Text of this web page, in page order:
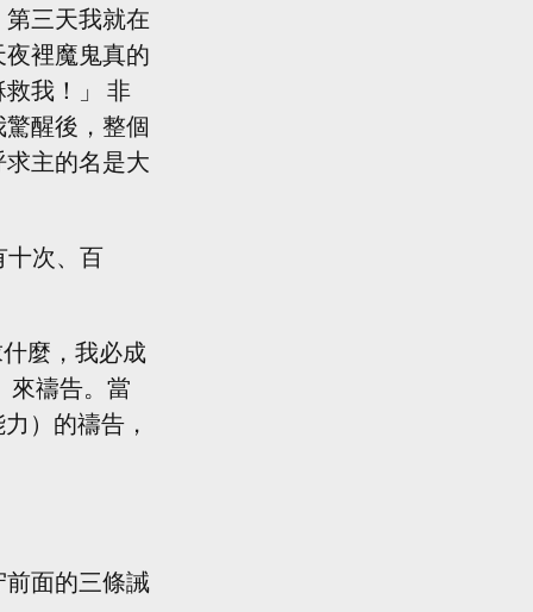
三天我就在
裡魔鬼真的
我！」 非
醒後，整個
主的名是大
十次、百
麼，我必成
來禱告。當
）的禱告，
面的三條誡